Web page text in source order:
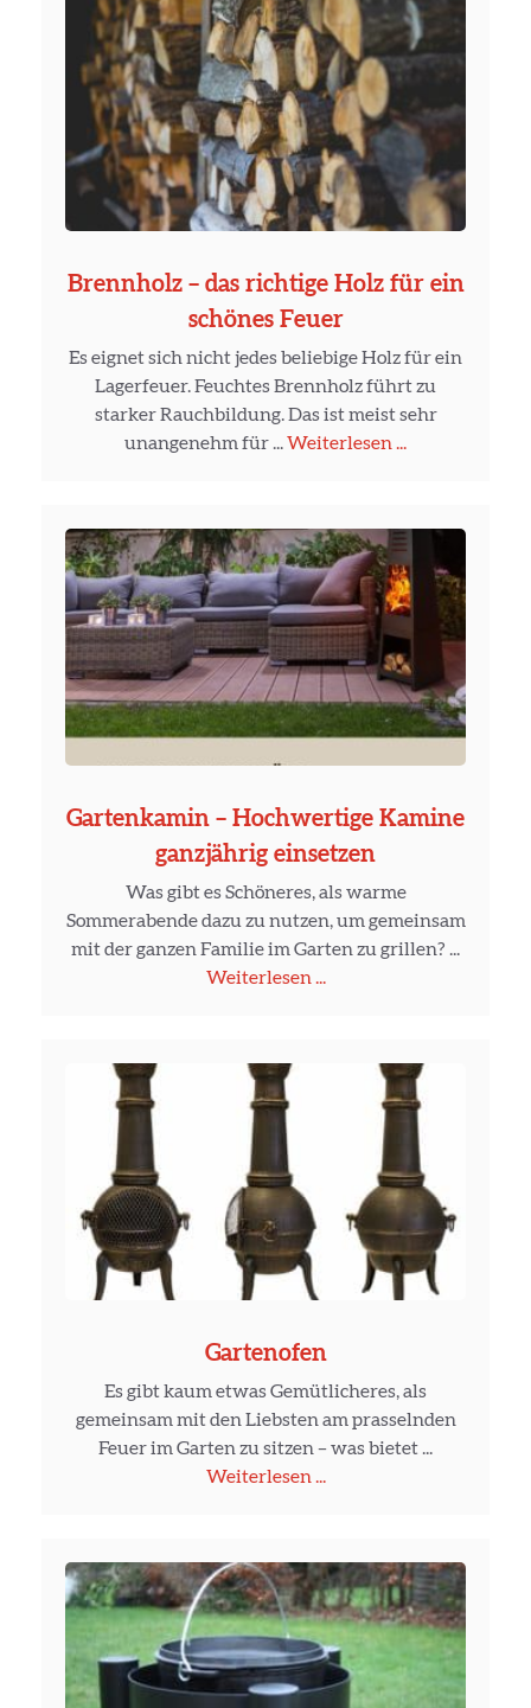
Brennholz – das richtige Holz für ein
schönes Feuer
Es eignet sich nicht jedes beliebige Holz für ein
Lagerfeuer. Feuchtes Brennholz führt zu
starker Rauchbildung. Das ist meist sehr
unangenehm für ...Weiterlesen ...
Gartenkamin – Hochwertige Kamine
ganzjährig einsetzen
Was gibt es Schöneres, als warme
Sommerabende dazu zu nutzen, um gemeinsam
mit der ganzen Familie im Garten zu grillen? ...
Weiterlesen ...
Gartenofen
Es gibt kaum etwas Gemütlicheres, als
gemeinsam mit den Liebsten am prasselnden
Feuer im Garten zu sitzen – was bietet ...
Weiterlesen ...